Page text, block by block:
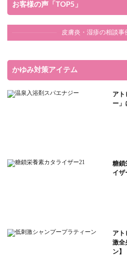
お客様の声「TOP5」
皮膚炎・湿疹の相談事
かゆみ対策アイテム
アト
ー」
糖鎖
イザ
アト
激全
ン】